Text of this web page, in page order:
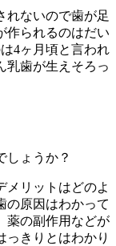
れないので歯が足
作られるのはだい
4ヶ月頃と言われ
乳歯が生えそろっ
しょうか？
メリットはどのよ
の原因はわかって
薬の副作用などが
っきりとはわかり